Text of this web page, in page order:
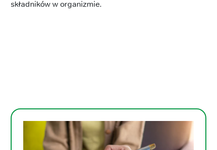
składników w organizmie.